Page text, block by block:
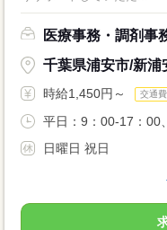
医療事務・調剤事
千葉県浦安市/新浦
時給1,450円～ 交通
平日：9：00-17：00
日曜日 祝日